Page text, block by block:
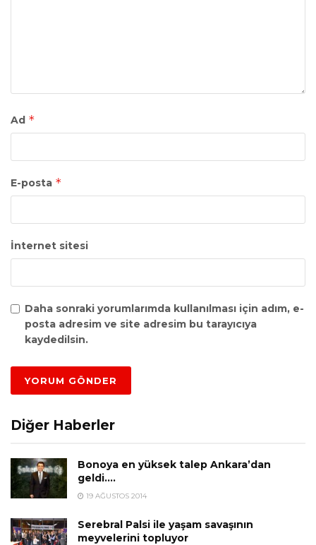
Ad *
E-posta *
İnternet sitesi
Daha sonraki yorumlarımda kullanılması için adım, e-
posta adresim ve site adresim bu tarayıcıya
kaydedilsin.
Diğer Haberler
Bonoya en yüksek talep Ankara’dan
geldi….
19 AĞUSTOS 2014
Serebral Palsi ile yaşam savaşının
meyvelerini topluyor